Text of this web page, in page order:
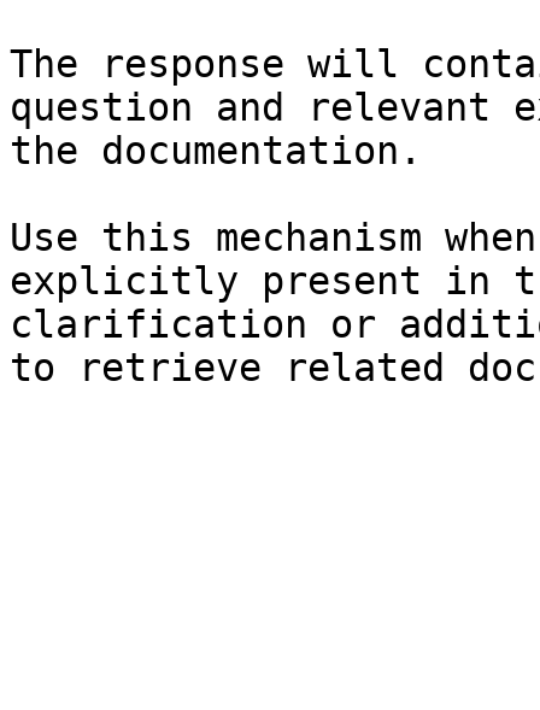
The response will
question and relevant
the documentation.
Use this mechanism
explicitly present in
clarification or